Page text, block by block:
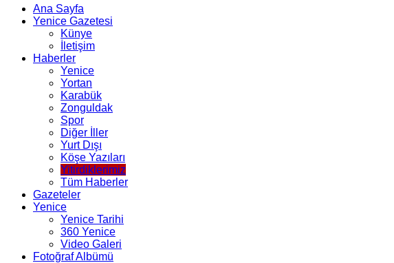
Ana Sayfa
Yenice Gazetesi
Künye
İletişim
Haberler
Yenice
Yortan
Karabük
Zonguldak
Spor
Diğer İller
Yurt Dışı
Köşe Yazıları
Yitirdiklerimiz
Tüm Haberler
Gazeteler
Yenice
Yenice Tarihi
360 Yenice
Video Galeri
Fotoğraf Albümü